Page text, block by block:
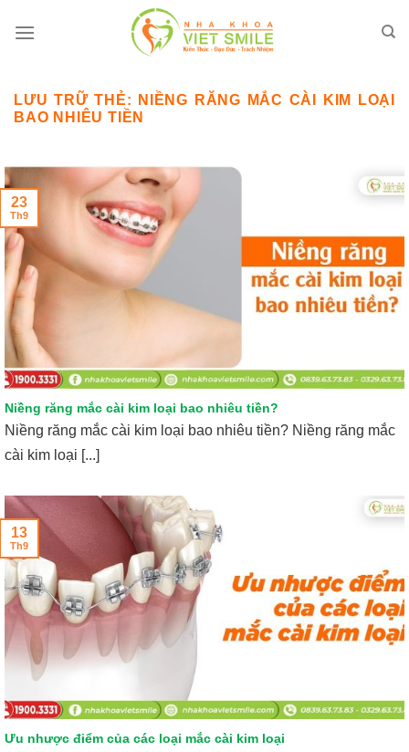
qua
LƯU TRỮ THẺ:
NIỀNG RĂNG MẮC CÀI KIM LOẠI
BAO NHIÊU TIỀN
Niềng răng mắc cài kim loại bao nhiêu tiền?
Niềng răng mắc cài kim loại bao nhiêu tiền? Niềng răng mắc
cài kim loại [...]
23
Th9
Ưu nhược điểm của các loại mắc cài kim loại
13
Th9